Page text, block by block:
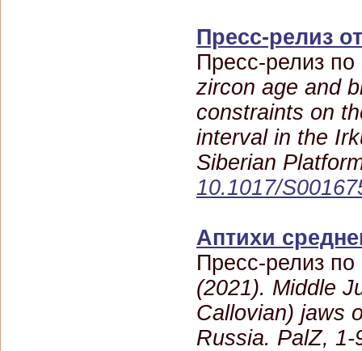
Пресс-релиз
Пресс-релиз по
zircon age and
constraints on
interval in the
Siberian
10.1017/
Аптихи
Пресс-релиз по
(2021). Middle
Callovian) jaws
Russia. PalZ,